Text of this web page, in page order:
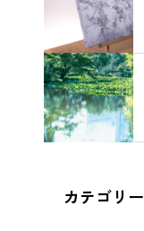
カテゴリー